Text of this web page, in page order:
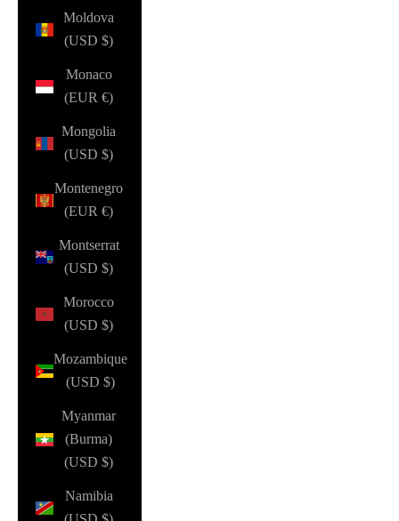
Moldova
(USD $)
Monaco
(EUR €)
Mongolia
(USD $)
Montenegro
(EUR €)
Montserrat
(USD $)
Morocco
(USD $)
Mozambique
(USD $)
Myanmar
(Burma)
(USD $)
Namibia